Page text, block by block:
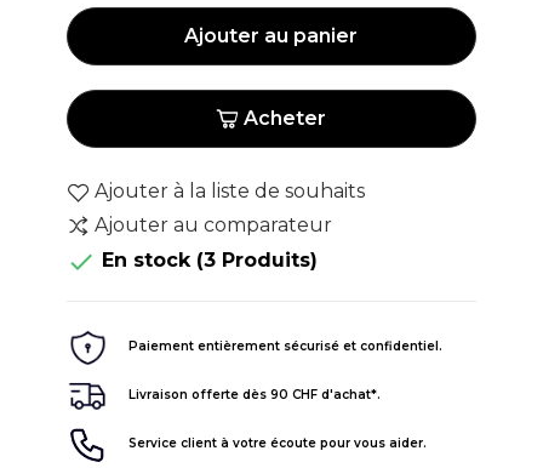
Ajouter au panier
Acheter
Ajouter à la liste de souhaits
Ajouter au comparateur
 En stock (3 Produits)
Paiement entièrement sécurisé et confidentiel.
Livraison offerte dès 90 CHF d'achat*.
Service client à votre écoute pour vous aider.